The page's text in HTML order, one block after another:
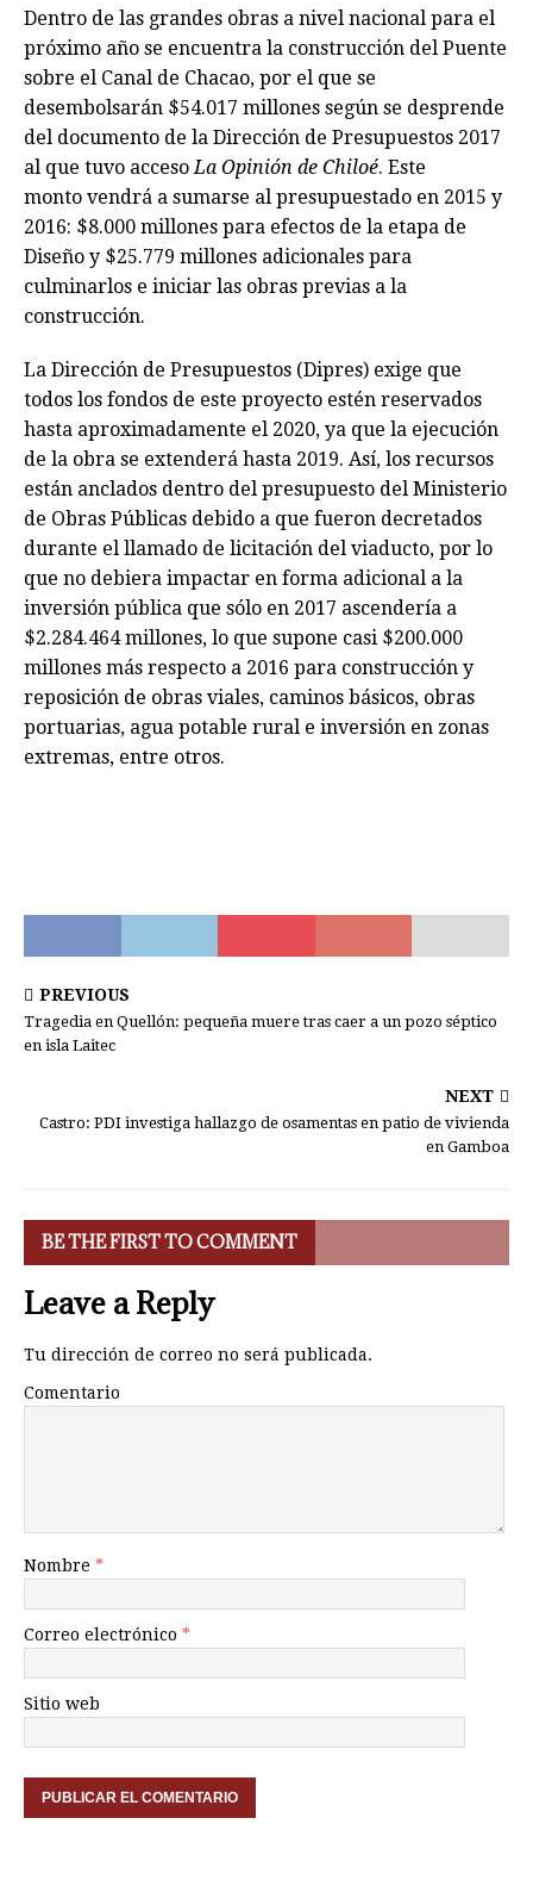
Dentro de las grandes obras a nivel nacional para el
próximo año se encuentra la construcción del Puente
sobre el Canal de Chacao, por el que se
desembolsarán $54.017 millones según se desprende
del documento de la Dirección de Presupuestos 2017
al que tuvo accesoLa Opinión de Chiloé. Este
monto vendrá a sumarse al presupuestado en 2015 y
2016: $8.000 millones para efectos de la etapa de
Diseño y $25.779 millones adicionales para
culminarlos e iniciar las obras previas a la
construcción.
La Dirección de Presupuestos (Dipres) exige que
todos los fondos de este proyecto estén reservados
hasta aproximadamente el 2020, ya que la ejecución
de la obra se extenderá hasta 2019. Así, los recursos
están anclados dentro del presupuesto del Ministerio
de Obras Públicas debido a que fueron decretados
durante el llamado de licitación del viaducto, por lo
que no debiera impactar en forma adicional a la
inversión pública que sólo en 2017 ascendería a
$2.284.464 millones, lo que supone casi $200.000
millones más respecto a 2016 para construcción y
reposición de obras viales, caminos básicos, obras
portuarias, agua potable rural e inversión en zonas
extremas, entre otros.
PREVIOUS
Tragedia en Quellón: pequeña muere tras caer a un pozo séptico
en isla Laitec
NEXT
Castro: PDI investiga hallazgo de osamentas en patio de vivienda
en Gamboa
BE THE FIRST TO COMMENT
Leave a Reply
Tu dirección de correo no será publicada.
Comentario
Nombre *
Correo electrónico *
Sitio web